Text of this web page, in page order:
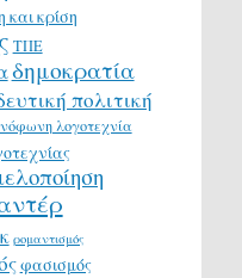
και κρίση
ΤΠΕ
δημοκρατία
πολιτική
λογοτεχνία
ρομαντισμός
φασισμός